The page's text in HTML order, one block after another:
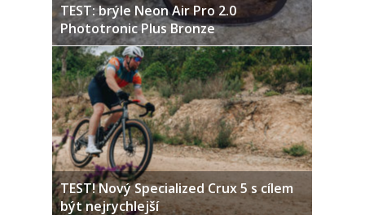
TEST: brýle Neon Air Pro 2.0
Phototronic Plus Bronze
TEST! Nový Specialized Crux 5 s cílem
být nejrychlejší